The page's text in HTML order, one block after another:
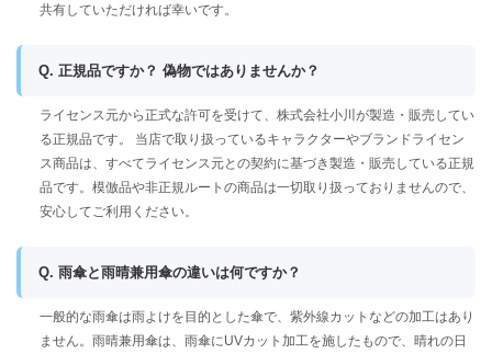
共有していただければ幸いです。
Q. 正規品ですか？ 偽物ではありませんか？
ライセンス元から正式な許可を受けて、株式会社小川が製造・販売してい
る正規品です。 当店で取り扱っているキャラクターやブランドライセン
ス商品は、すべてライセンス元との契約に基づき製造・販売している正規
品です。模倣品や非正規ルートの商品は一切取り扱っておりませんので、
安心してご利用ください。
Q. 雨傘と雨晴兼用傘の違いは何ですか？
一般的な雨傘は雨よけを目的とした傘で、紫外線カットなどの加工はあり
ません。雨晴兼用傘は、雨傘にUVカット加工を施したもので、晴れの日